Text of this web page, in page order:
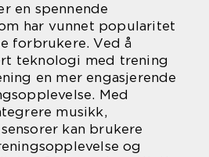
en spennende
har vunnet popularitet
forbrukere. Ved å
teknologi med trening
en mer engasjerende
Med
musikk,
kan brukere
og